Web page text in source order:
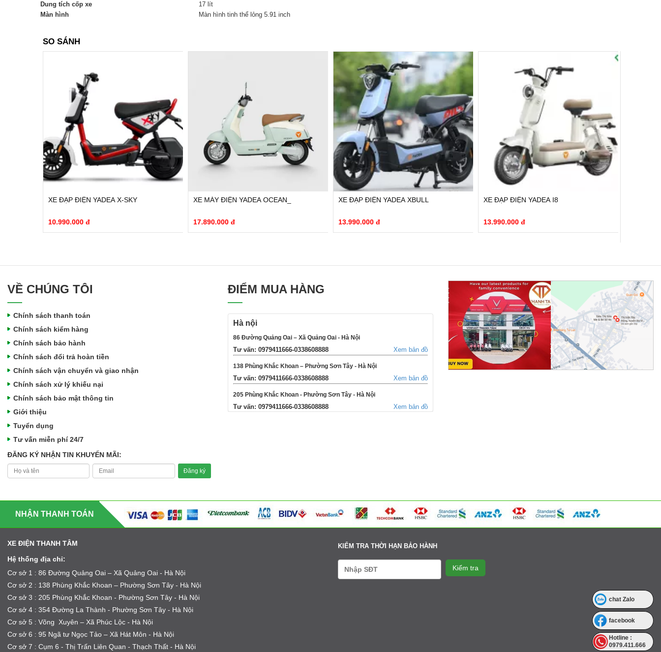
Dung tích cốp xe
17 lít
Màn hình
Màn hình tinh thể lỏng 5.91 inch
SO SÁNH
XE ĐẠP ĐIỆN YADEA X-SKY
10.990.000 đ
XE MÁY ĐIỆN YADEA OCEAN_
17.890.000 đ
XE ĐẠP ĐIỆN YADEA XBULL
13.990.000 đ
XE ĐẠP ĐIỆN YADEA I8
13.990.000 đ
VỀ CHÚNG TÔI
Chính sách thanh toán
Chính sách kiểm hàng
Chính sách bảo hành
Chính sách đổi trả hoàn tiền
Chính sách vận chuyển và giao nhận
Chính sách xử lý khiếu nại
Chính sách bảo mật thông tin
Giới thiệu
Tuyển dụng
Tư vấn miễn phí 24/7
ĐĂNG KÝ NHẬN TIN KHUYẾN MÃI:
ĐIỂM MUA HÀNG
Hà nội
86 Đường Quảng Oai – Xã Quảng Oai - Hà Nội
Tư vấn: 0979411666-0338608888 Xem bản đồ
138 Phùng Khắc Khoan – Phường Sơn Tây - Hà Nội
Tư vấn: 0979411666-0338608888 Xem bản đồ
205 Phùng Khắc Khoan - Phường Sơn Tây - Hà Nội
Tư vấn: 0979411666-0338608888 Xem bản đồ
Cụm 6 - Thị Trấn Liên Quan - Thạch Thất - Hà Nội
Tư vấn: 0979411666-0338608888 Xem bản đồ
NHẬN THANH TOÁN
XE ĐIỆN THANH TÂM
Hệ thống địa chỉ:
Cơ sở 1 : 86 Đường Quảng Oai – Xã Quảng Oai - Hà Nội
Cơ sở 2 : 138 Phùng Khắc Khoan – Phường Sơn Tây - Hà Nội
Cơ sở 3 : 205 Phùng Khắc Khoan - Phường Sơn Tây - Hà Nội
Cơ sở 4 : 354 Đường La Thành - Phường Sơn Tây - Hà Nội
Cơ sở 5 : Võng Xuyên – Xã Phúc Lộc - Hà Nội
Cơ sở 6 : 95 Ngã tư Ngọc Tảo – Xã Hát Môn - Hà Nội
Cơ sở 7 : Cụm 6 - Thị Trấn Liên Quan - Thạch Thất - Hà Nội
chat Zalo
facebook
Hotline :
0979.411.666
KIỂM TRA THỜI HẠN BẢO HÀNH